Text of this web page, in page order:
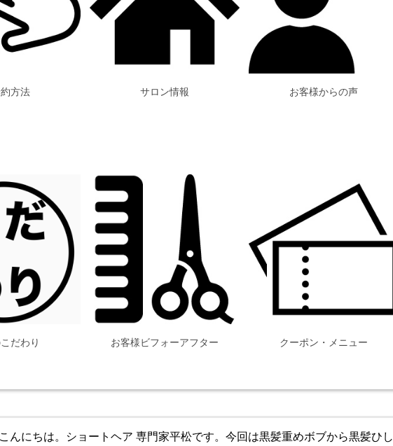
方法 サロン情報 お客様からの声
だわり お客様ビフォーアフター クーポン・メニュー
こんにちは。ショートヘア 専門家平松です。今回は黒髪重めボブから黒髪ひし